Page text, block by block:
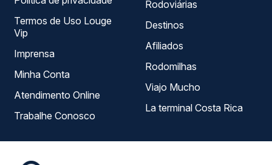
Termos de Uso Louge
Vip
Imprensa
Minha Conta
Atendimento Online
Trabalhe Conosco
Rodoviárias
Destinos
Afiliados
Rodomilhas
Viajo Mucho
La terminal Costa Rica